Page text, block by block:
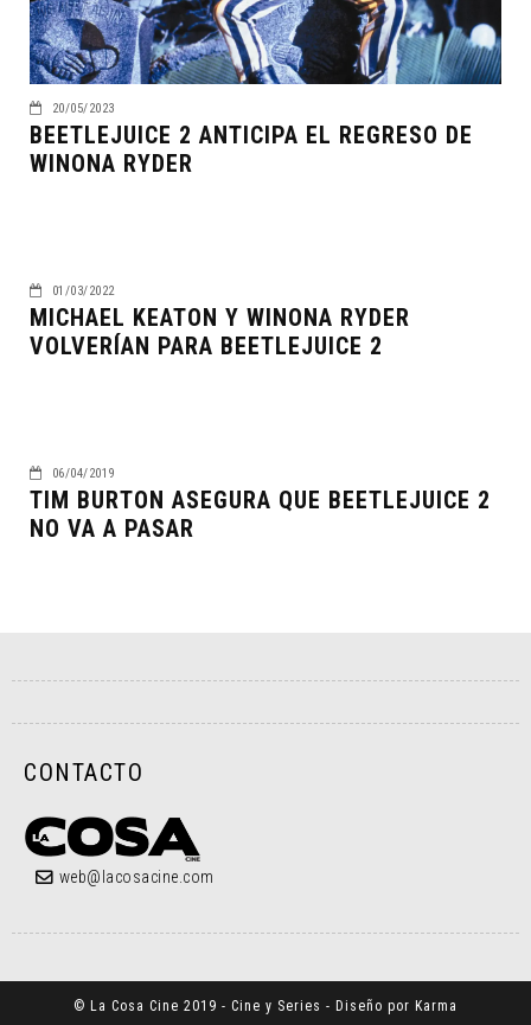
20/05/2023
BEETLEJUICE 2 ANTICIPA EL REGRESO DE
WINONA RYDER
01/03/2022
MICHAEL KEATON Y WINONA RYDER
VOLVERÍAN PARA BEETLEJUICE 2
06/04/2019
TIM BURTON ASEGURA QUE BEETLEJUICE 2
NO VA A PASAR
CONTACTO
web@lacosacine.com
© La Cosa Cine 2019 - Cine y Series - Diseño por Karma